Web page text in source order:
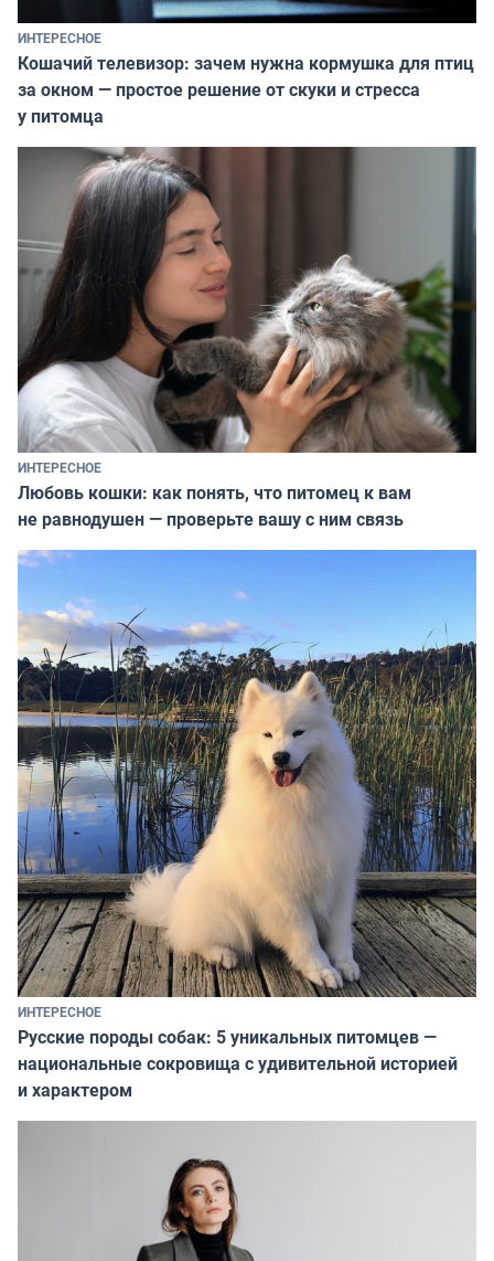
ИНТЕРЕСНОЕ
Кошачий телевизор: зачем нужна кормушка для птиц
за окном — простое решение от скуки и стресса
у питомца
ИНТЕРЕСНОЕ
Любовь кошки: как понять, что питомец к вам
не равнодушен — проверьте вашу с ним связь
ИНТЕРЕСНОЕ
Русские породы собак: 5 уникальных питомцев —
национальные сокровища с удивительной историей
и характером